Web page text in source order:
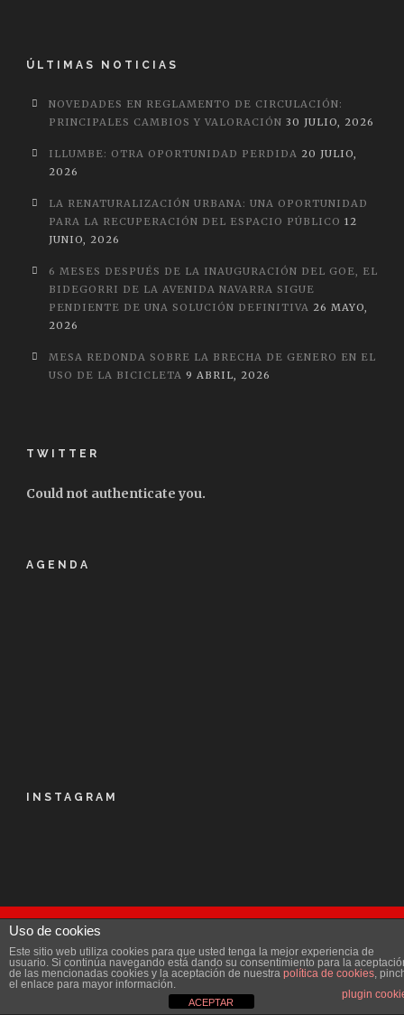
ÚLTIMAS NOTICIAS
NOVEDADES EN REGLAMENTO DE CIRCULACIÓN:
PRINCIPALES CAMBIOS Y VALORACIÓN 30 JULIO, 2026
ILLUMBE: OTRA OPORTUNIDAD PERDIDA 20 JULIO,
2026
LA RENATURALIZACIÓN URBANA: UNA OPORTUNIDAD
PARA LA RECUPERACIÓN DEL ESPACIO PÚBLICO 12
JUNIO, 2026
6 MESES DESPUÉS DE LA INAUGURACIÓN DEL GOE, EL
BIDEGORRI DE LA AVENIDA NAVARRA SIGUE
PENDIENTE DE UNA SOLUCIÓN DEFINITIVA 26 MAYO,
2026
MESA REDONDA SOBRE LA BRECHA DE GENERO EN EL
USO DE LA BICICLETA 9 ABRIL, 2026
TWITTER
Could not authenticate you.
AGENDA
INSTAGRAM
© Kalapie 2016
Aviso Legal|Política de privacidad|Licencia|
Accesibilidad
Uso de cookies
Este sitio web utiliza cookies para que usted tenga la mejor experiencia de
usuario. Si continúa navegando está dando su consentimiento para la
de las mencionadas cookies y la aceptación de nuestra política de cookies,
el enlace para mayor información.
plugin
ACEPTAR